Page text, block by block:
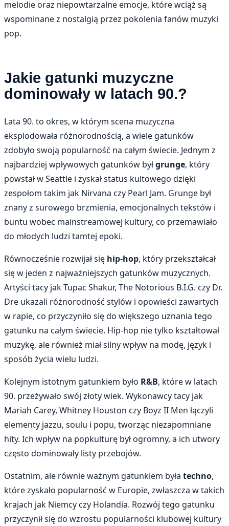
melodie oraz niepowtarzalne emocje, które wciąż są
wspominane z nostalgią przez pokolenia fanów muzyki
pop.
Jakie gatunki muzyczne
dominowały w latach 90.?
Lata 90. to okres, w którym scena muzyczna
eksplodowała różnorodnością, a wiele gatunków
zdobyło swoją popularność na całym świecie. Jednym z
najbardziej wpływowych gatunków byłgrunge, który
powstał w Seattle i zyskał status kultowego dzięki
zespołom takim jak Nirvana czy Pearl Jam. Grunge był
znany z surowego brzmienia, emocjonalnych tekstów i
buntu wobec mainstreamowej kultury, co przemawiało
do młodych ludzi tamtej epoki.
Równocześnie rozwijał się hip-hop, który przekształcał
się w jeden z najważniejszych gatunków muzycznych.
Artyści tacy jak Tupac Shakur, The Notorious B.I.G. czy Dr.
Dre ukazali różnorodność stylów i opowieści zawartych
w rapie, co przyczyniło się do większego uznania tego
gatunku na całym świecie. Hip-hop nie tylko kształtował
muzykę, ale również miał silny wpływ na modę, język i
sposób życia wielu ludzi.
Kolejnym istotnym gatunkiem było R&B, które w latach
90. przeżywało swój złoty wiek. Wykonawcy tacy jak
Mariah Carey, Whitney Houston czy Boyz II Men łączyli
elementy jazzu, soulu i popu, tworząc niezapomniane
hity. Ich wpływ na popkulturę był ogromny, a ich utwory
często dominowały listy przebojów.
Ostatnim, ale równie ważnym gatunkiem była techno,
które zyskało popularność w Europie, zwłaszcza w takich
krajach jak Niemcy czy Holandia. Rozwój tego gatunku
przyczynił się do wzrostu popularności klubowej kultury